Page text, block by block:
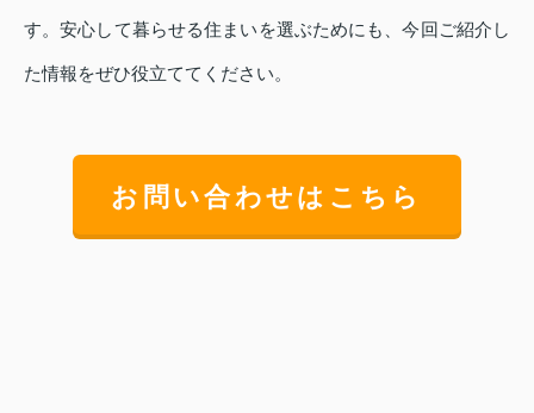
す。安心して暮らせる住まいを選ぶためにも、今回ご紹介し
た情報をぜひ役立ててください。
お問い合わせはこちら